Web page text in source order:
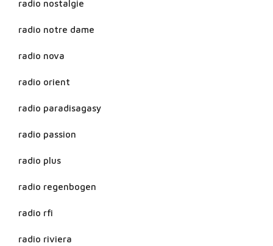
radio nostalgie
radio notre dame
radio nova
radio orient
radio paradisagasy
radio passion
radio plus
radio regenbogen
radio rfi
radio riviera